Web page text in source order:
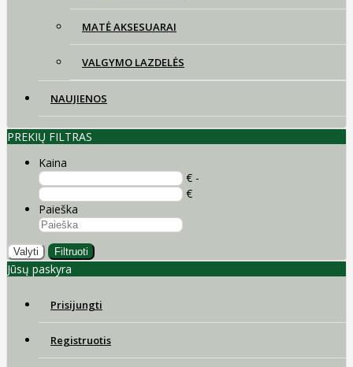
MATĖ AKSESUARAI
VALGYMO LAZDELĖS
NAUJIENOS
PREKIŲ FILTRAS
Kaina
€ -
€
Paieška
Valyti Filtruoti
Jūsų paskyra
Prisijungti
Registruotis